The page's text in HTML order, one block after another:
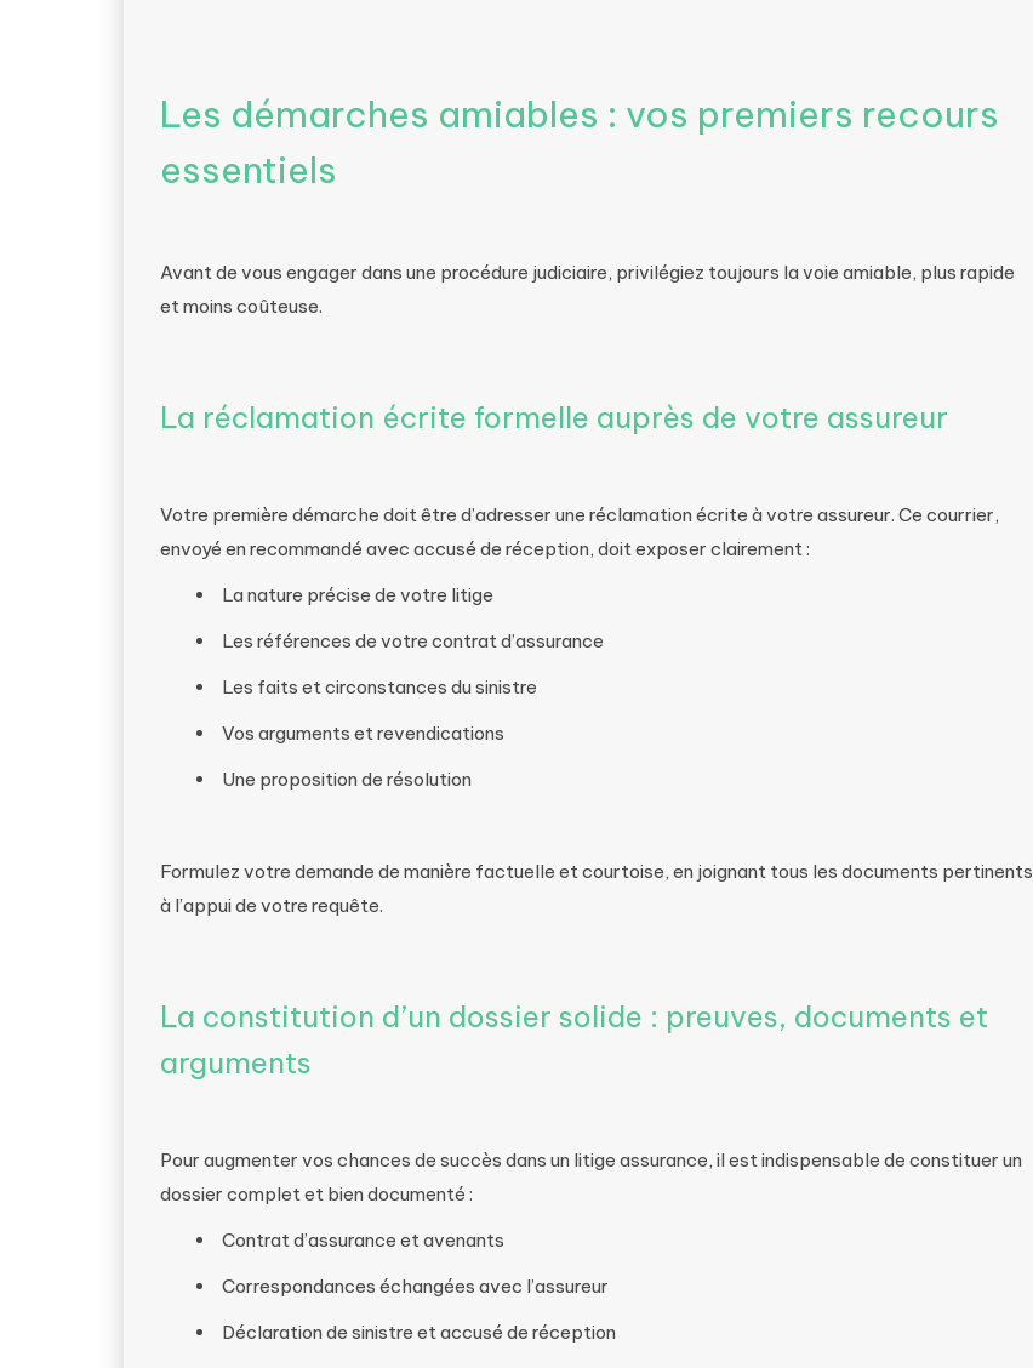
Les démarches amiables : vos premiers recours
essentiels
Avant de vous engager dans une procédure judiciaire, privilégiez toujours la voie amiable, plus rapide
et moins coûteuse.
La réclamation écrite formelle auprès de votre assureur
Votre première démarche doit être d’adresser une réclamation écrite à votre assureur. Ce courrier,
envoyé en recommandé avec accusé de réception, doit exposer clairement :
La nature précise de votre litige
Les références de votre contrat d’assurance
Les faits et circonstances du sinistre
Vos arguments et revendications
Une proposition de résolution
Formulez votre demande de manière factuelle et courtoise, en joignant tous les documents pertinents
à l’appui de votre requête.
La constitution d’un dossier solide : preuves, documents et
arguments
Pour augmenter vos chances de succès dans un litige assurance, il est indispensable de constituer un
dossier complet et bien documenté :
Contrat d’assurance et avenants
Correspondances échangées avec l’assureur
Déclaration de sinistre et accusé de réception